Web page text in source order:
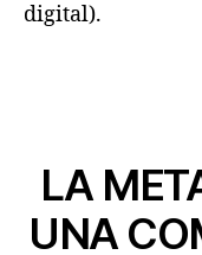
digital).
LA
UNA